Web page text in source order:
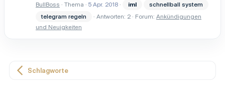
BullBoss
Thema 5 Apr. 2018 iml
schnellball system
telegram regeln
Antworten: 2 Forum: Ankündigungen
und Neuigkeiten
Schlagworte